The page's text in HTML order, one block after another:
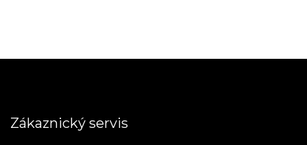
Zákaznický servis